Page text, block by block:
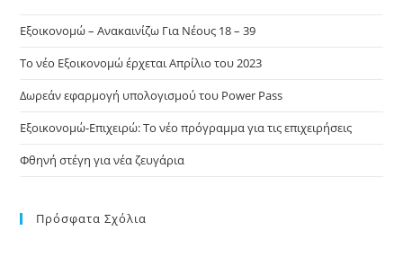
Εξοικονομώ – Ανακαινίζω Για Νέους 18 – 39
Το νέο Εξοικονομώ έρχεται Απρίλιο του 2023
Δωρεάν εφαρμογή υπολογισμού του Power Pass
Εξοικονομώ-Επιχειρώ: Το νέο πρόγραμμα για τις επιχειρήσεις
Φθηνή στέγη για νέα ζευγάρια
Πρόσφατα Σχόλια